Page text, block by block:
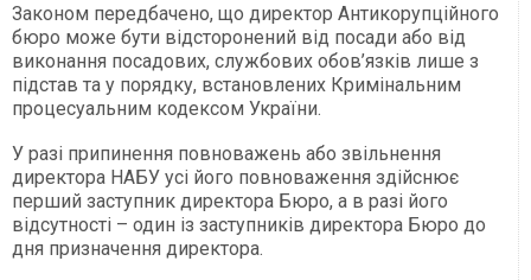
Законом передбачено, що директор Антикорупційного
бюро може бути відсторонений від посади або від
виконання посадових, службових обов’язків лише з
підстав та у порядку, встановлених Кримінальним
процесуальним кодексом України.
У разі припинення повноважень або звільнення
директора НАБУ усі його повноваження здійснює
перший заступник директора Бюро, а в разі його
відсутності – один із заступників директора Бюро до
дня призначення директора.